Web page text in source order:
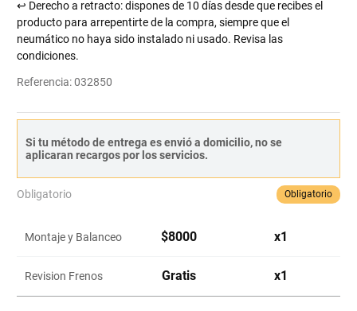
↩ Derecho a retracto: dispones de 10 días desde que recibes el
producto para arrepentirte de la compra, siempre que el
neumático no haya sido instalado ni usado. Revisa las
condiciones.
Referencia:032850
Si tu método de entrega es envió a domicilio, no se
aplicaran recargos por los servicios.
Obligatorio Obligatorio
Montaje y Balanceo $8000 x1
Revision Frenos Gratis x1